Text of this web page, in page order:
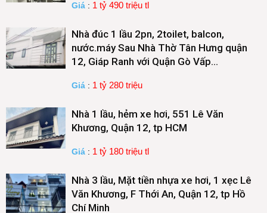
Giá : 1 tỷ 490 triệu tl
Nhà đúc 1 lầu 2pn, 2toilet, balcon,
nước.máy Sau Nhà Thờ Tân Hưng quận
12, Giáp Ranh với Quận Gò Vấp…
Giá : 1 tỷ 280 triệu
Nhà 1 lầu, hẻm xe hơi, 551 Lê Văn
Khương, Quận 12, tp HCM
Giá : 1 tỷ 180 triệu tl
Nhà 3 lầu, Mặt tiền nhựa xe hơi, 1 xẹc Lê
Văn Khương, F Thới An, Quận 12, tp Hồ
Chí Minh